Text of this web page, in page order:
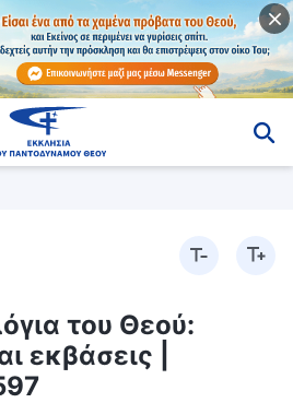
του Θεού:
εκβάσεις |